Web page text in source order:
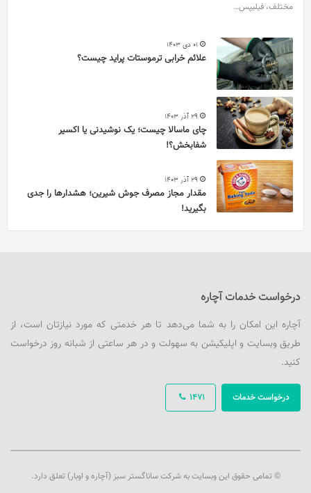
مختلف، فیلیپس…
01 دی 1403
علائم خرابی ترموستات پراید چیست؟
29 آذر 1403
چای ماسالا چیست؛ یک نوشیدنی یا اکسیر
شفابخش؟!
29 آذر 1403
مقدار مجاز مصرف جوش شیرین؛ هشدارها را جدی
بگیرید!
درخواست خدمات آچاره
آچاره این امکان را به شما می‌دهد تا هر خدمتی که مورد نیازتان است، از
طریق وبسایت و اپلیکیشن به سهولت و در هر ساعتی از شبانه روز درخواست
کنید.
1471 درخواست خدمات
© تمامی حقوق این وبسایت به شرکت ساناگستر سبز (آچاره و اوبار) تعلق دارد.